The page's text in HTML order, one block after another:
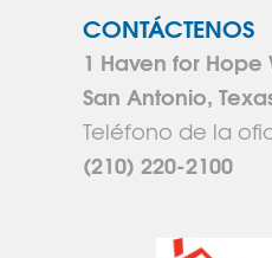
CONTÁCTENOS
1 Haven for Hope
San Antonio,
Teléfono de la
(210) 220-2100